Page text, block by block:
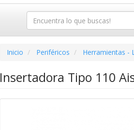
Inicio Periféricos Herramientas -
Insertadora Tipo 110